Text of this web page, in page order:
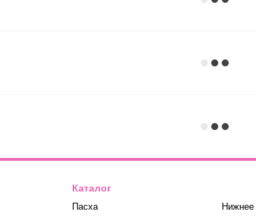
Каталог
Пасха Нижнее